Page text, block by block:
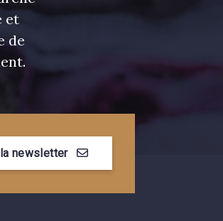
et
de
newsletter